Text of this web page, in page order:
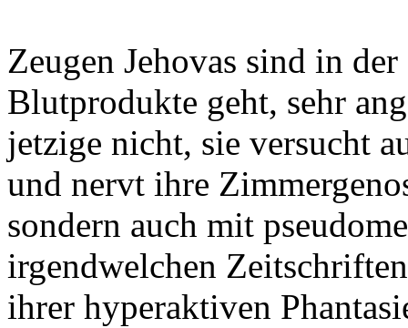
Zeugen Jehovas sind in
Blutprodukte geht, sehr
jetzige nicht, sie versucht
und nervt ihre
sondern auch mit
irgendwelchen
ihrer hyperaktiven